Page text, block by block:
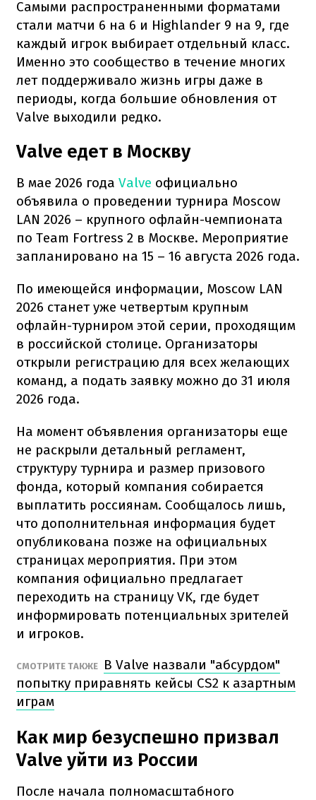
Самыми распространенными форматами
стали матчи 6 на 6 и Highlander 9 на 9, где
каждый игрок выбирает отдельный класс.
Именно это сообщество в течение многих
лет поддерживало жизнь игры даже в
периоды, когда большие обновления от
Valve выходили редко.
Valve едет в Москву
В мае 2026 года Valve официально
объявила о проведении турнира Moscow
LAN 2026 – крупного офлайн-чемпионата
по Team Fortress 2 в Москве. Мероприятие
запланировано на 15 – 16 августа 2026 года.
По имеющейся информации, Moscow LAN
2026 станет уже четвертым крупным
офлайн-турниром этой серии, проходящим
в российской столице. Организаторы
открыли регистрацию для всех желающих
команд, а подать заявку можно до 31 июля
2026 года.
На момент объявления организаторы еще
не раскрыли детальный регламент,
структуру турнира и размер призового
фонда, который компания собирается
выплатить россиянам. Сообщалось лишь,
что дополнительная информация будет
опубликована позже на официальных
страницах мероприятия. При этом
компания официально предлагает
переходить на страницу VK, где будет
информировать потенциальных зрителей
и игроков.
СМОТРИТЕ ТАКЖЕ
В Valve назвали "абсурдом"
попытку приравнять кейсы CS2 к азартным
играм
Как мир безуспешно призвал
Valve уйти из России
После начала полномасштабного